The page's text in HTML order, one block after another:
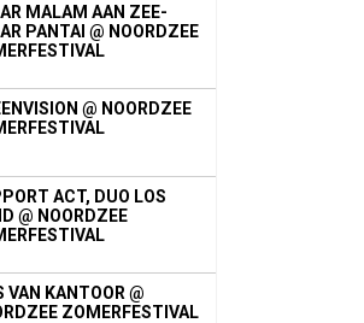
MALAM AAN ZEE-
PANTAI @ NOORDZEE
@ NOORDZEE
ACT, DUO LOS
@ NOORDZEE
VAN KANTOOR @
ZOMERFESTIVAL